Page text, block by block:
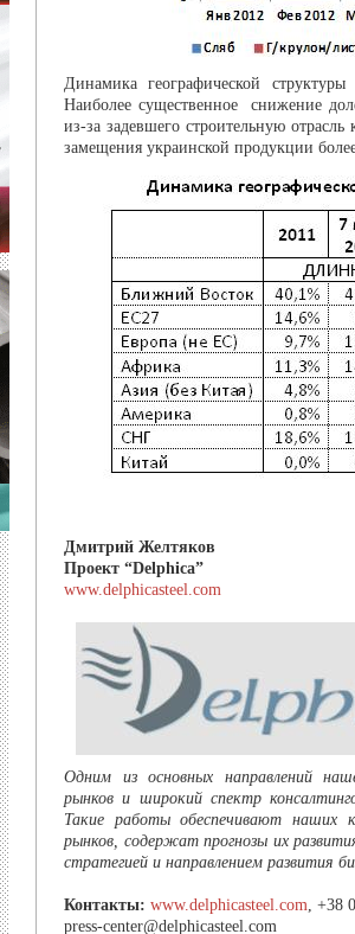
Динамика географической
Наиболее существенное снижение
из-за задевшего строительную
замещения украинской продукции
Дмитрий Желтяков
Проект “Delphica”
www.delphicasteel.com
Одним из основных направлений
рынков и широкий спектр
Такие работы обеспечивают наших
рынков, содержат прогнозы их
стратегией и направлением развития
Контакты: www.delphicasteel.com, +38
press-center@delphicasteel.com